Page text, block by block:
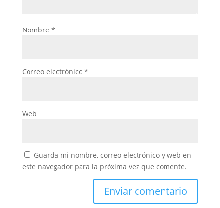
Nombre *
Correo electrónico *
Web
Guarda mi nombre, correo electrónico y web en
este navegador para la próxima vez que comente.